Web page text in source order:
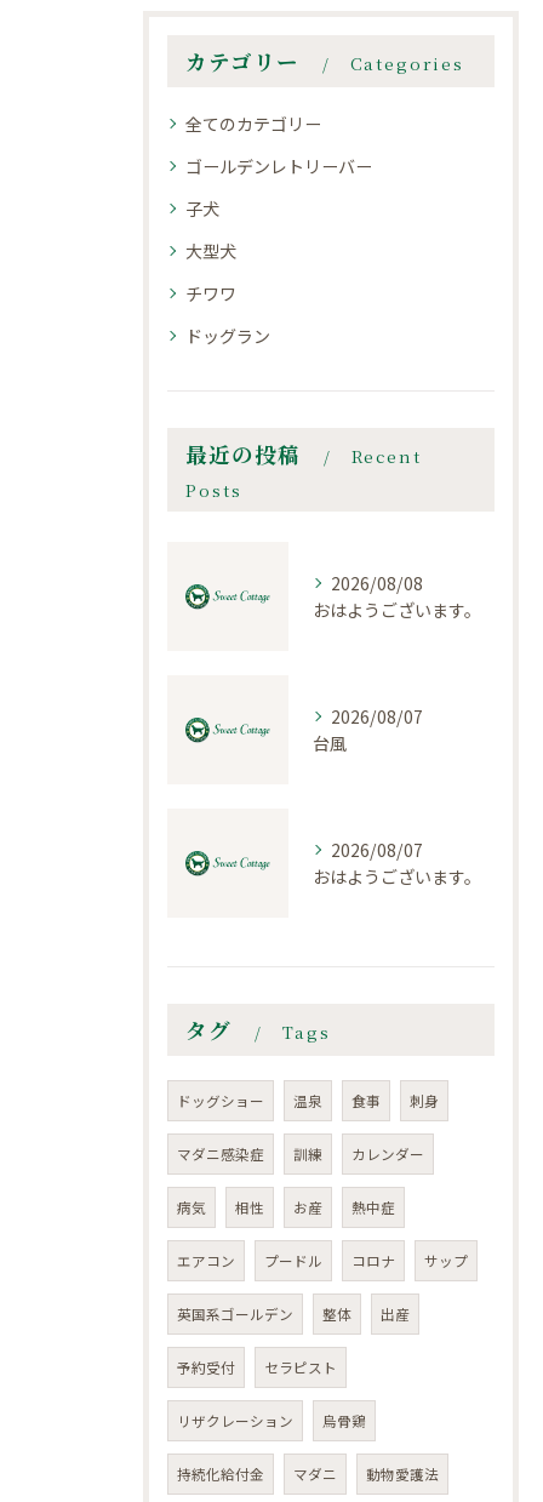
カテゴリー Categories
全てのカテゴリー
ゴールデンレトリーバー
子犬
大型犬
チワワ
ドッグラン
最近の投稿
Recent
Posts
2026/08/08
おはようございます。
2026/08/07
台風
2026/08/07
おはようございます。
タグ Tags
ドッグショー 温泉 食事 刺身
マダニ感染症 訓練 カレンダー
病気 相性 お産 熱中症
エアコン プードル コロナ サップ
英国系ゴールデン 整体 出産
予約受付 セラピスト
リザクレーション 烏骨鶏
持続化給付金 マダニ 動物愛護法